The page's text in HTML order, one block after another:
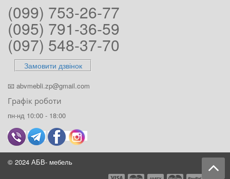
(099) 753-26-77
(095) 791-36-59
(097) 548-37-70
Замовити дзвінок
📧 abvmebli.zp@gmail.com
Графік роботи
пн-нд 10:00 - 18:00
© 2024 АБВ- мебель